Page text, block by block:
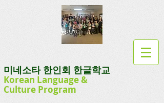
미네소타 한인회 한글학교
Korean Language&
Culture Program